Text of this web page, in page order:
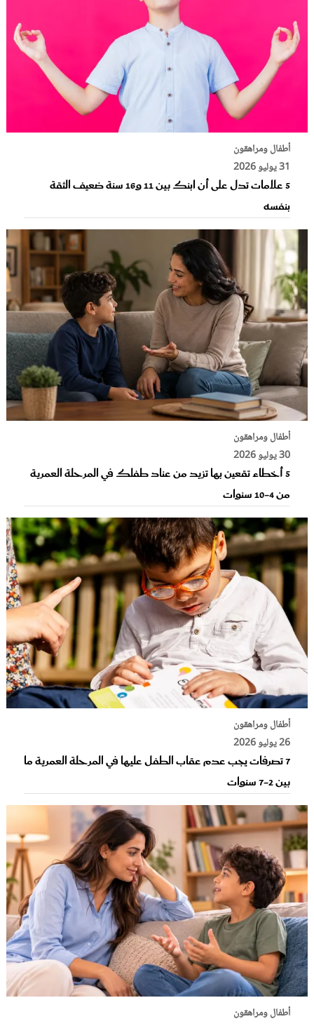
أطفال ومراهقون
31 يوليو 2026
5 علامات تدل على أن ابنك بين 11 و16 سنة ضعيف الثقة
بنفسه
أطفال ومراهقون
30 يوليو 2026
5 أخطاء تقعين بها تزيد من عناد طفلك في المرحلة العمرية
من 4-10 سنوات
أطفال ومراهقون
26 يوليو 2026
7 تصرفات يجب عدم عقاب الطفل عليها في المرحلة العمرية ما
بين 2-7 سنوات
أطفال ومراهقون